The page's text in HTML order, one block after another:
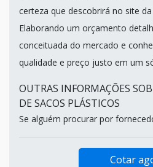
certeza que descobrirá no site
Elaborando um orçamento
conceituada do mercado e
qualidade e preço justo em um
OUTRAS INFORMAÇÕES
DE SACOS PLÁSTICOS
Se alguém procurar por
Cotar